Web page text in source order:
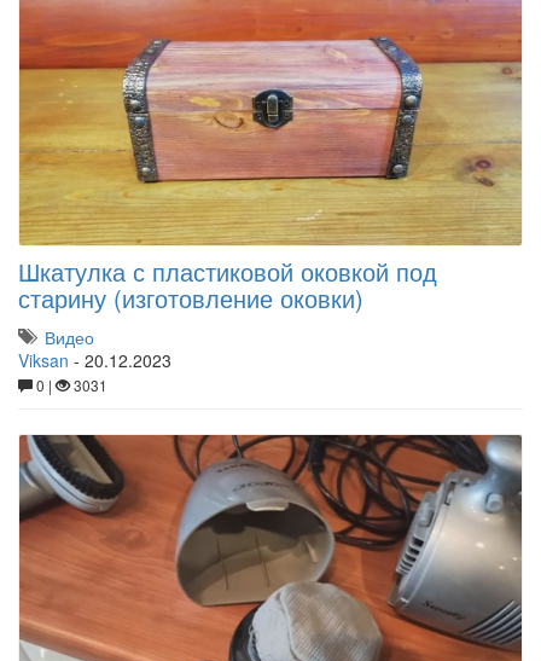
Шкатулка с пластиковой оковкой под
старину (изготовление оковки)
Видео
Viksan - 20.12.2023
0 | 3031